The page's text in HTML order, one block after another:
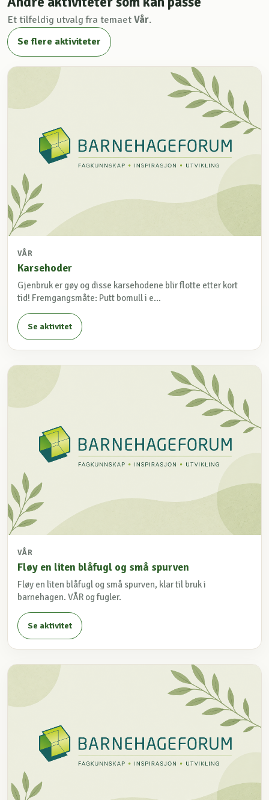
Et tilfeldig utvalg fra temaet Vår.
Se flere aktiviteter
VÅR
Karsehoder
Gjenbruk er gøy og disse karsehodene blir flotte etter kort
tid! Fremgangsmåte: Putt bomull i e...
Se aktivitet
VÅR
Fløy en liten blåfugl og små spurven
Fløy en liten blåfugl og små spurven, klar til bruk i
barnehagen. VÅR og fugler.
Se aktivitet